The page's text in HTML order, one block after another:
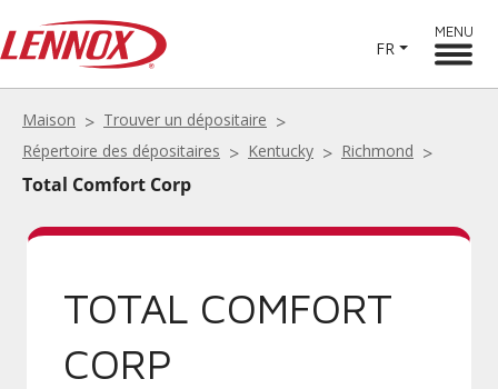
FR
MENU
Maison
Trouver un dépositaire
Répertoire des dépositaires
Kentucky Richmond
Total Comfort Corp
TOTAL COMFORT
CORP